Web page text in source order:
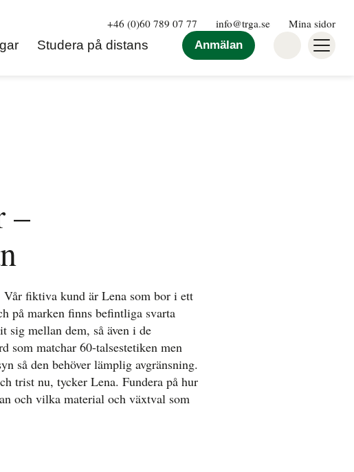
+46 (0)60 789 07 77 info@trga.se Mina sidor
Studera på distans Anmälan
–
fiktiva kund är Lena som bor i ett
på marken finns befintliga svarta
sig mellan dem, så även i de
som matchar 60-talsestetiken men
så den behöver lämplig avgränsning.
trist nu, tycker Lena. Fundera på hur
och vilka material och växtval som